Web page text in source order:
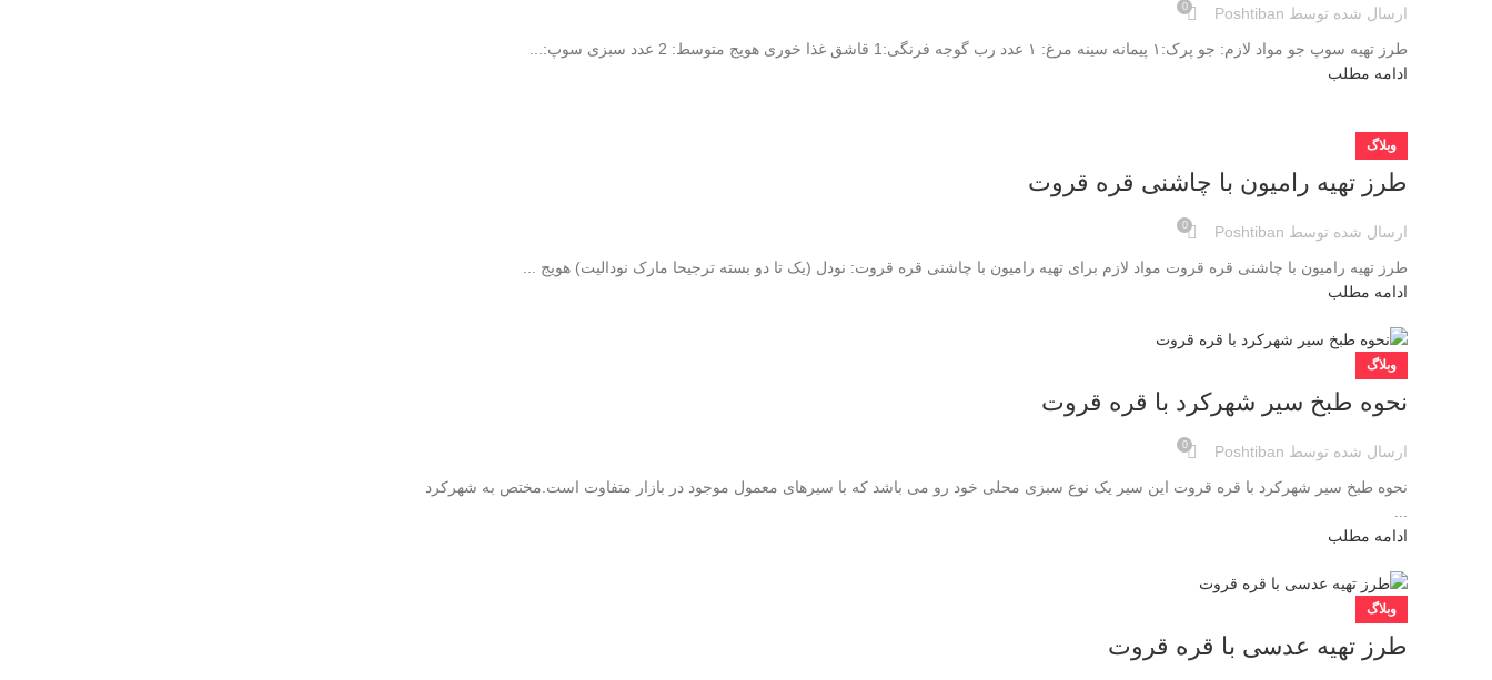
ارسال شده توسط Poshtiban
0
طرز تهیه سوپ جو مواد لازم: جو پرک:۱ پیمانه سینه مرغ: ۱ عدد رب گوجه ‌فرنگی:1 قاشق غذا خوری هویج متوسط: 2 عدد سبزی سوپ:...
ادامه مطلب
وبلاگ
طرز تهیه رامیون با چاشنی قره قروت
ارسال شده توسط Poshtiban
0
طرز تهیه رامیون با چاشنی قره قروت مواد لازم برای تهیه رامیون با چاشنی قره قروت: نودل (یک تا دو بسته ترجیحا مارک نودالیت) هویج ...
ادامه مطلب
وبلاگ
نحوه طبخ سیر شهرکرد با قره قروت
ارسال شده توسط Poshtiban
0
نحوه طبخ سیر شهرکرد با قره قروت این سیر یک نوع سبزی محلی خود رو می باشد که با سیرهای معمول موجود در بازار متفاوت است.مختص به شهرکرد
ادامه مطلب
وبلاگ
طرز تهیه عدسی با قره قروت